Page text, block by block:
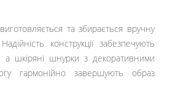
та збирається вручну
конструкції забезпечують
а шкіряні шнурки з декоративними
гармонійно завершують образ